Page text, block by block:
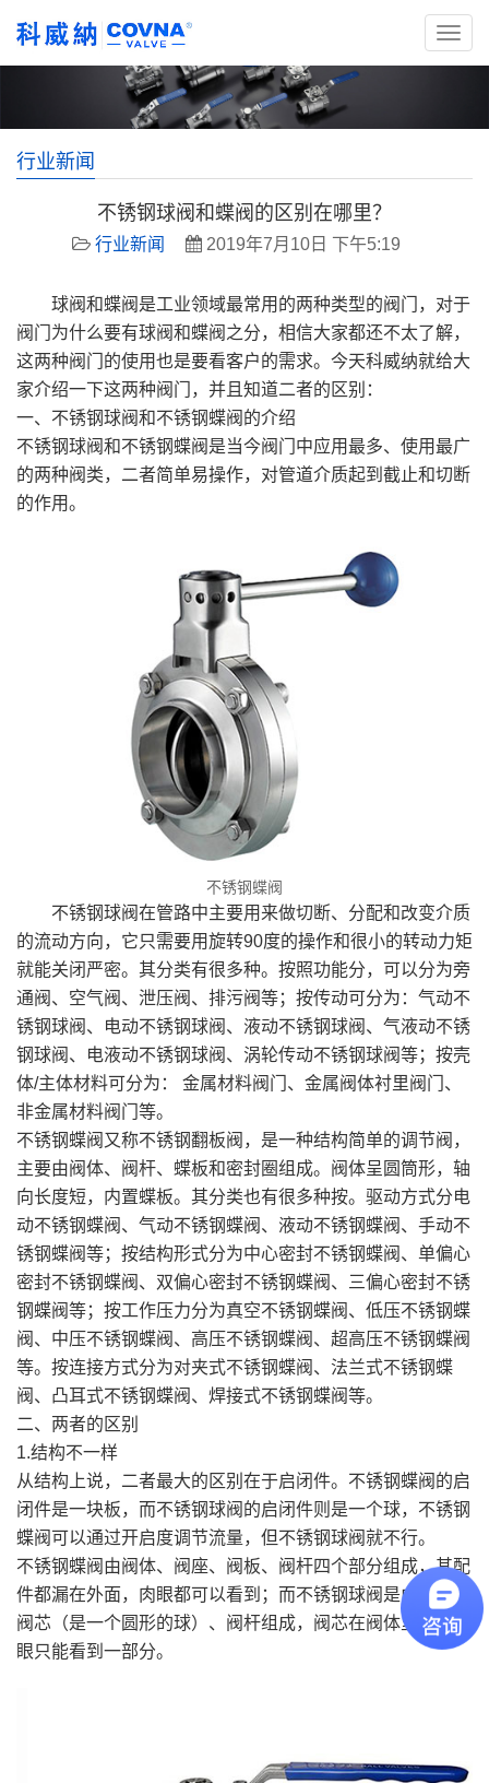
行业新闻
不锈钢球阀和蝶阀的区别在哪里？
行业新闻 2019年7月10日 下午5:19
球阀和蝶阀是工业领域最常用的两种类型的阀门，对于
阀门为什么要有球阀和蝶阀之分，相信大家都还不太了解，
这两种阀门的使用也是要看客户的需求。今天科威纳就给大
家介绍一下这两种阀门，并且知道二者的区别：
一、不锈钢球阀和不锈钢蝶阀的介绍
不锈钢球阀和不锈钢蝶阀是当今阀门中应用最多、使用最广
的两种阀类，二者简单易操作，对管道介质起到截止和切断
的作用。
不锈钢蝶阀
不锈钢球阀在管路中主要用来做切断、分配和改变介质
的流动方向，它只需要用旋转90度的操作和很小的转动力矩
就能关闭严密。其分类有很多种。按照功能分，可以分为旁
通阀、空气阀、泄压阀、排污阀等；按传动可分为：气动不
锈钢球阀、电动不锈钢球阀、液动不锈钢球阀、气液动不锈
钢球阀、电液动不锈钢球阀、涡轮传动不锈钢球阀等；按壳
体/主体材料可分为： 金属材料阀门、金属阀体衬里阀门、
非金属材料阀门等。
不锈钢蝶阀又称不锈钢翻板阀，是一种结构简单的调节阀，
主要由阀体、阀杆、蝶板和密封圈组成。阀体呈圆筒形，轴
向长度短，内置蝶板。其分类也有很多种按。驱动方式分电
动不锈钢蝶阀、气动不锈钢蝶阀、液动不锈钢蝶阀、手动不
锈钢蝶阀等；按结构形式分为中心密封不锈钢蝶阀、单偏心
密封不锈钢蝶阀、双偏心密封不锈钢蝶阀、三偏心密封不锈
钢蝶阀等；按工作压力分为真空不锈钢蝶阀、低压不锈钢蝶
阀、中压不锈钢蝶阀、高压不锈钢蝶阀、超高压不锈钢蝶阀
等。按连接方式分为对夹式不锈钢蝶阀、法兰式不锈钢蝶
阀、凸耳式不锈钢蝶阀、焊接式不锈钢蝶阀等。
二、两者的区别
1.结构不一样
从结构上说，二者最大的区别在于启闭件。不锈钢蝶阀的启
闭件是一块板，而不锈钢球阀的启闭件则是一个球，不锈钢
蝶阀可以通过开启度调节流量，但不锈钢球阀就不行。
不锈钢蝶阀由阀体、阀座、阀板、阀杆四个部分组成，其配
件都漏在外面，肉眼都可以看到；而不锈钢球阀是由阀体、
阀芯（是一个圆形的球）、阀杆组成，阀芯在阀体里面，肉
眼只能看到一部分。